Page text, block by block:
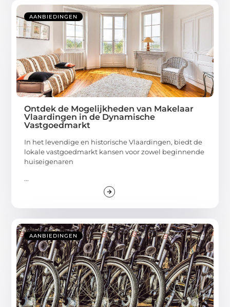
AANBIEDINGEN
Ontdek de Mogelijkheden van Makelaar
Vlaardingen in de Dynamische
Vastgoedmarkt
In het levendige en historische Vlaardingen, biedt de
lokale vastgoedmarkt kansen voor zowel beginnende
huiseigenaren
...
AANBIEDINGEN